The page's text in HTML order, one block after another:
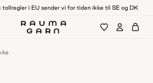
tollregler i EU sender vi for tiden ikke til SE og DK